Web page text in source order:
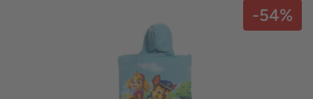
-54%